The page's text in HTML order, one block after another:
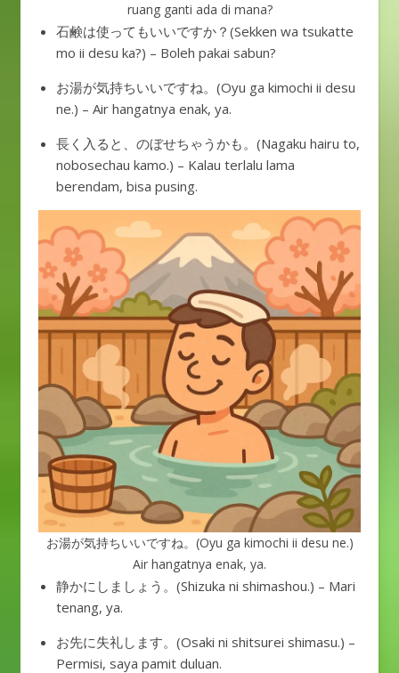
ruang ganti ada di mana?
石鹸は使ってもいいですか？(Sekken wa tsukatte
mo ii desu ka?) – Boleh pakai sabun?
お湯が気持ちいいですね。(Oyu ga kimochi ii desu
ne.) – Air hangatnya enak, ya.
長く入ると、のぼせちゃうかも。(Nagaku hairu to,
nobosechau kamo.) – Kalau terlalu lama
berendam, bisa pusing.
お湯が気持ちいいですね。(Oyu ga kimochi ii desu ne.)
Air hangatnya enak, ya.
静かにしましょう。(Shizuka ni shimashou.) – Mari
tenang, ya.
お先に失礼します。(Osaki ni shitsurei shimasu.) –
Permisi, saya pamit duluan.